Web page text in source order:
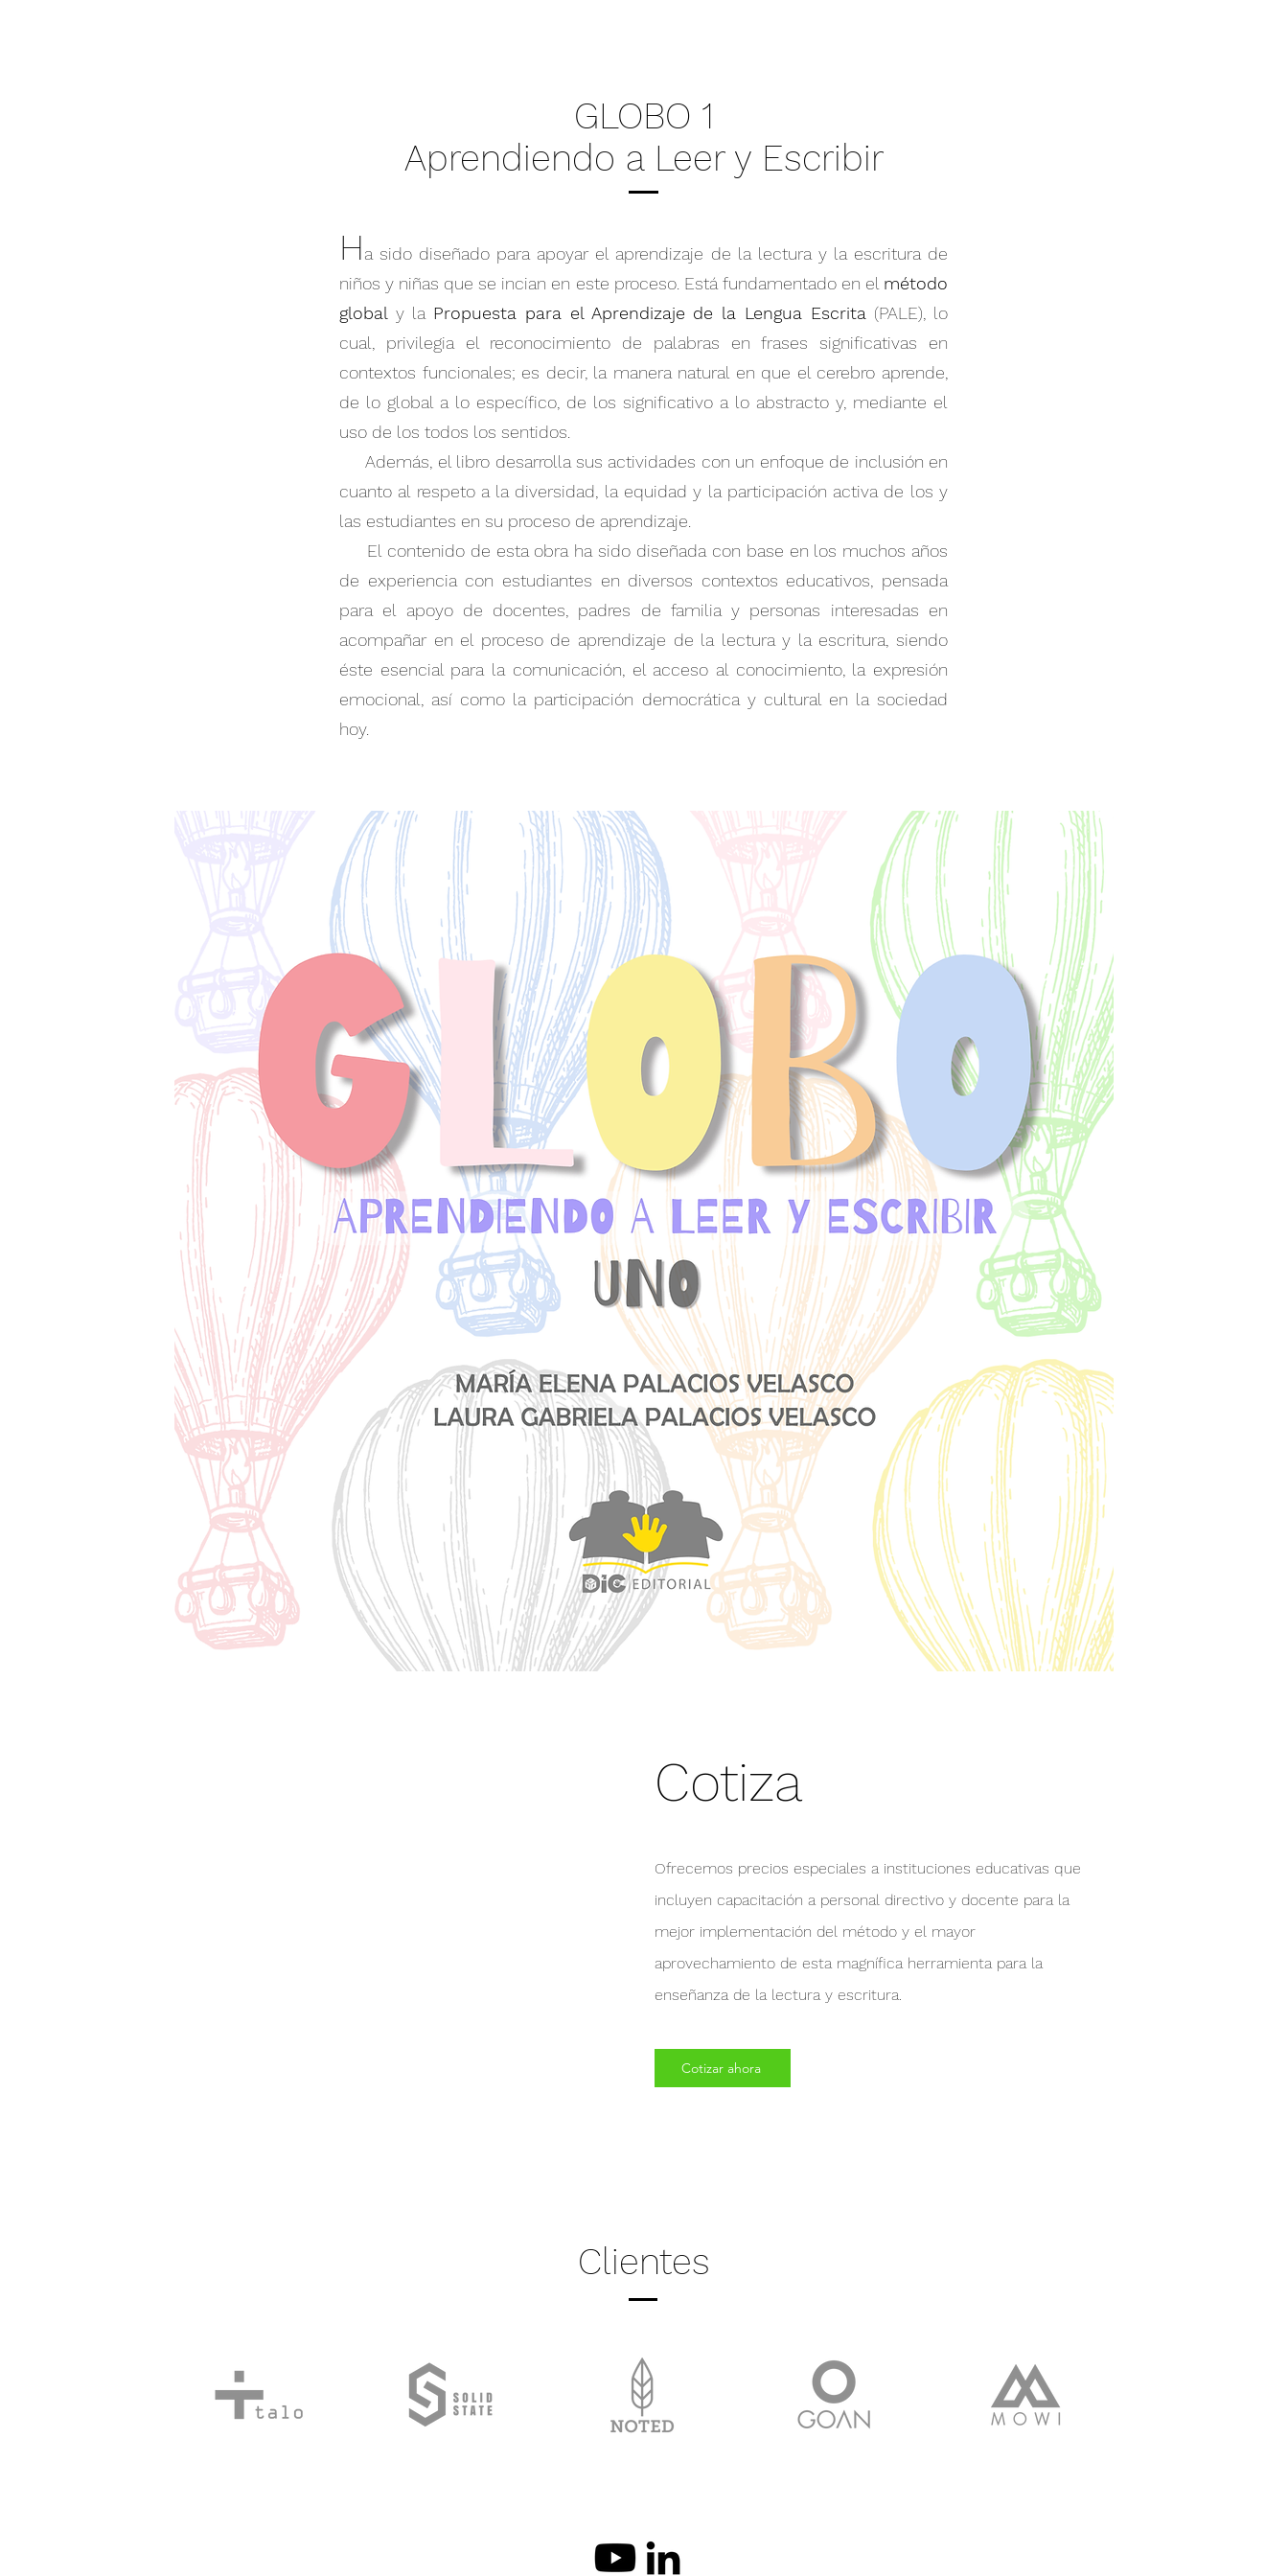
GLOBO 1
Aprendiendo a Leer y Escribir
Ha sido diseñado para apoyar el aprendizaje de la lectura y la escritura de
niños y niñas que se incian en este proceso. Está fundamentado en el método
global y la Propuesta para el Aprendizaje de la Lengua Escrita (PALE), lo
cual, privilegia el reconocimiento de palabras en frases significativas en
contextos funcionales; es decir, la manera natural en que el cerebro aprende,
de lo global a lo específico, de los significativo a lo abstracto y, mediante el
uso de los todos los sentidos.
Además, el libro desarrolla sus actividades con un enfoque de inclusión en
cuanto al respeto a la diversidad, la equidad y la participación activa de los y
las estudiantes en su proceso de aprendizaje.
El contenido de esta obra ha sido diseñada con base en los muchos años
de experiencia con estudiantes en diversos contextos educativos, pensada
para el apoyo de docentes, padres de familia y personas interesadas en
acompañar en el proceso de aprendizaje de la lectura y la escritura, siendo
éste esencial para la comunicación, el acceso al conocimiento, la expresión
emocional, así como la participación democrática y cultural en la sociedad
hoy.
Cotiza
Ofrecemos precios especiales a instituciones educativas que
incluyen capacitación a personal directivo y docente para la
mejor implementación del método y el mayor
aprovechamiento de esta magnífica herramienta para la
enseñanza de la lectura y escritura.
Cotizar ahora
Clientes